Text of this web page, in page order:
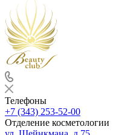
Телефоны
+7 (343) 253-52-00
Отделение косметологии